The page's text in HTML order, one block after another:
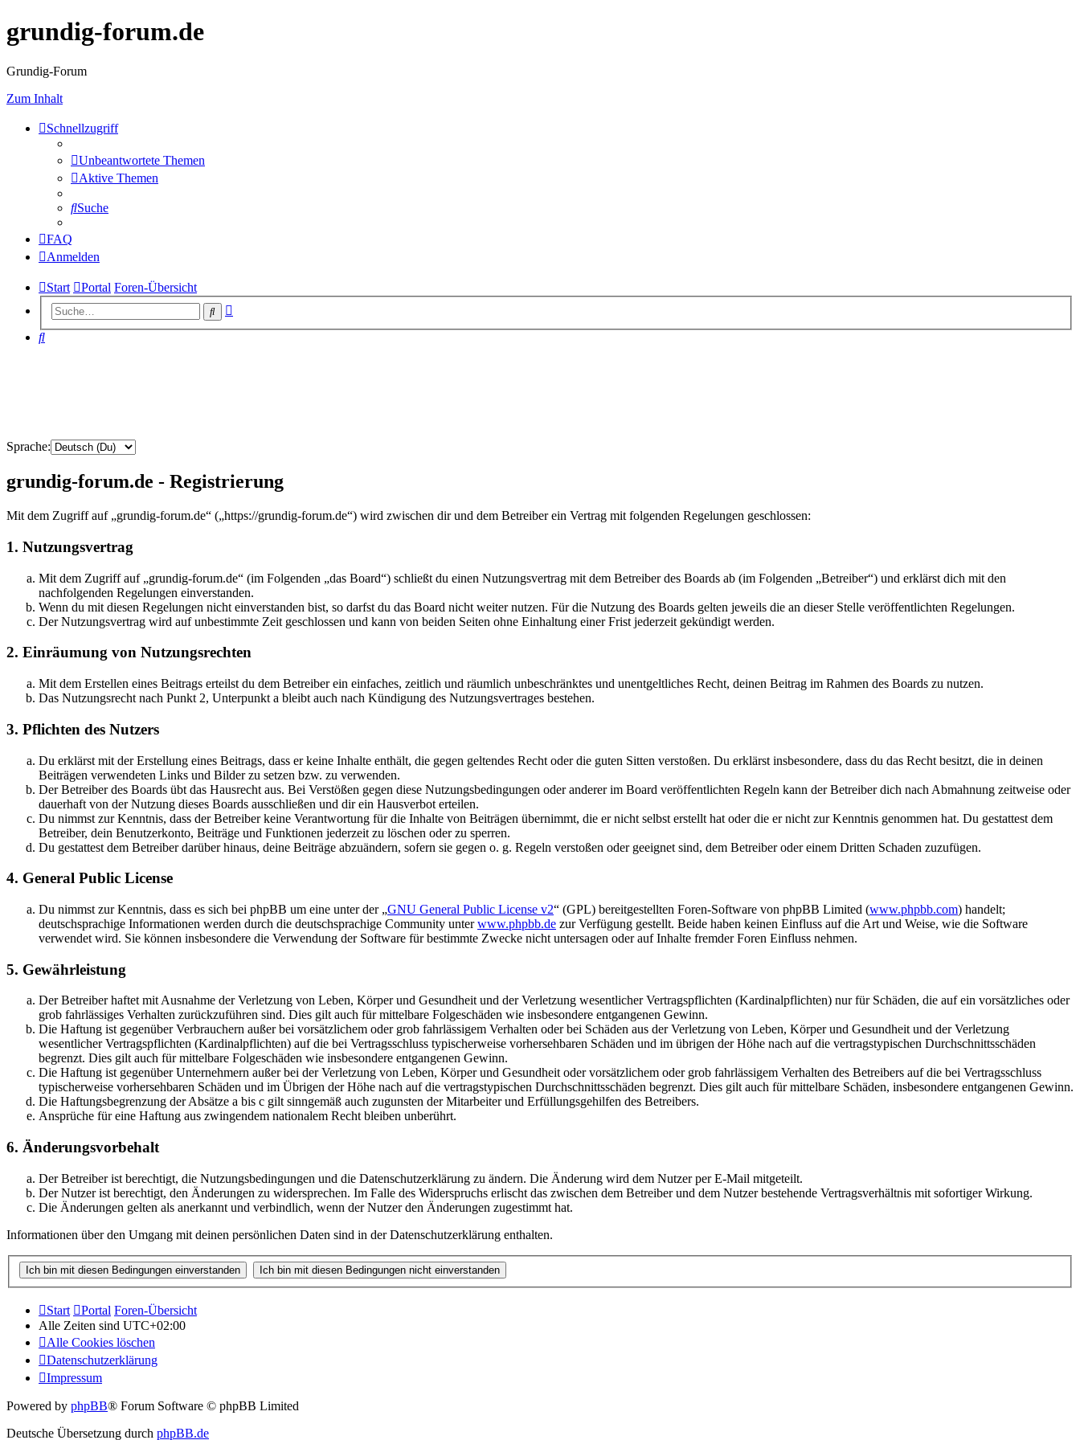
grundig-forum.de
Grundig-Forum
Zum Inhalt
Schnellzugriff
Unbeantwortete Themen
Aktive Themen
Suche
FAQ
Anmelden
Start Portal Foren-Übersicht
Suche
Suche
Sprache:
grundig-forum.de - Registrierung
Mit dem Zugriff auf „grundig-forum.de“ („https://grundig-forum.de“) wird zwischen dir und dem Betreiber ein Vertrag mit folgenden Regelungen geschlossen:
1. Nutzungsvertrag
Mit dem Zugriff auf „grundig-forum.de“ (im Folgenden „das Board“) schließt du einen Nutzungsvertrag mit dem Betreiber des Boards ab (im Folgenden „Betreiber“) und erklärst dich mit den
nachfolgenden Regelungen einverstanden.
Wenn du mit diesen Regelungen nicht einverstanden bist, so darfst du das Board nicht weiter nutzen. Für die Nutzung des Boards gelten jeweils die an dieser Stelle veröffentlichten Regelungen.
Der Nutzungsvertrag wird auf unbestimmte Zeit geschlossen und kann von beiden Seiten ohne Einhaltung einer Frist jederzeit gekündigt werden.
2. Einräumung von Nutzungsrechten
Mit dem Erstellen eines Beitrags erteilst du dem Betreiber ein einfaches, zeitlich und räumlich unbeschränktes und unentgeltliches Recht, deinen Beitrag im Rahmen des Boards zu nutzen.
Das Nutzungsrecht nach Punkt 2, Unterpunkt a bleibt auch nach Kündigung des Nutzungsvertrages bestehen.
3. Pflichten des Nutzers
Du erklärst mit der Erstellung eines Beitrags, dass er keine Inhalte enthält, die gegen geltendes Recht oder die guten Sitten verstoßen. Du erklärst insbesondere, dass du das Recht besitzt, die in deinen
Beiträgen verwendeten Links und Bilder zu setzen bzw. zu verwenden.
Der Betreiber des Boards übt das Hausrecht aus. Bei Verstößen gegen diese Nutzungsbedingungen oder anderer im Board veröffentlichten Regeln kann der Betreiber dich nach Abmahnung zeitweise oder
dauerhaft von der Nutzung dieses Boards ausschließen und dir ein Hausverbot erteilen.
Du nimmst zur Kenntnis, dass der Betreiber keine Verantwortung für die Inhalte von Beiträgen übernimmt, die er nicht selbst erstellt hat oder die er nicht zur Kenntnis genommen hat. Du gestattest dem
Betreiber, dein Benutzerkonto, Beiträge und Funktionen jederzeit zu löschen oder zu sperren.
Du gestattest dem Betreiber darüber hinaus, deine Beiträge abzuändern, sofern sie gegen o. g. Regeln verstoßen oder geeignet sind, dem Betreiber oder einem Dritten Schaden zuzufügen.
4. General Public License
Du nimmst zur Kenntnis, dass es sich bei phpBB um eine unter der „GNU General Public License v2“ (GPL) bereitgestellten Foren-Software von phpBB Limited (www.phpbb.com) handelt;
deutschsprachige Informationen werden durch die deutschsprachige Community unterwww.phpbb.de zur Verfügung gestellt. Beide haben keinen Einfluss auf die Art und Weise, wie die Software
verwendet wird. Sie können insbesondere die Verwendung der Software für bestimmte Zwecke nicht untersagen oder auf Inhalte fremder Foren Einfluss nehmen.
5. Gewährleistung
Der Betreiber haftet mit Ausnahme der Verletzung von Leben, Körper und Gesundheit und der Verletzung wesentlicher Vertragspflichten (Kardinalpflichten) nur für Schäden, die auf ein vorsätzliches oder
grob fahrlässiges Verhalten zurückzuführen sind. Dies gilt auch für mittelbare Folgeschäden wie insbesondere entgangenen Gewinn.
Die Haftung ist gegenüber Verbrauchern außer bei vorsätzlichem oder grob fahrlässigem Verhalten oder bei Schäden aus der Verletzung von Leben, Körper und Gesundheit und der Verletzung
wesentlicher Vertragspflichten (Kardinalpflichten) auf die bei Vertragsschluss typischerweise vorhersehbaren Schäden und im übrigen der Höhe nach auf die vertragstypischen Durchschnittsschäden
begrenzt. Dies gilt auch für mittelbare Folgeschäden wie insbesondere entgangenen Gewinn.
Die Haftung ist gegenüber Unternehmern außer bei der Verletzung von Leben, Körper und Gesundheit oder vorsätzlichem oder grob fahrlässigem Verhalten des Betreibers auf die bei Vertragsschluss
typischerweise vorhersehbaren Schäden und im Übrigen der Höhe nach auf die vertragstypischen Durchschnittsschäden begrenzt. Dies gilt auch für mittelbare Schäden, insbesondere entgangenen Gewinn.
Die Haftungsbegrenzung der Absätze a bis c gilt sinngemäß auch zugunsten der Mitarbeiter und Erfüllungsgehilfen des Betreibers.
Ansprüche für eine Haftung aus zwingendem nationalem Recht bleiben unberührt.
6. Änderungsvorbehalt
Der Betreiber ist berechtigt, die Nutzungsbedingungen und die Datenschutzerklärung zu ändern. Die Änderung wird dem Nutzer per E-Mail mitgeteilt.
Der Nutzer ist berechtigt, den Änderungen zu widersprechen. Im Falle des Widerspruchs erlischt das zwischen dem Betreiber und dem Nutzer bestehende Vertragsverhältnis mit sofortiger Wirkung.
Die Änderungen gelten als anerkannt und verbindlich, wenn der Nutzer den Änderungen zugestimmt hat.
Informationen über den Umgang mit deinen persönlichen Daten sind in der Datenschutzerklärung enthalten.
Start Portal Foren-Übersicht
Alle Zeiten sind UTC+02:00
Alle Cookies löschen
Datenschutzerklärung
Impressum
Powered by phpBB® Forum Software © phpBB Limited
Deutsche Übersetzung durch phpBB.de